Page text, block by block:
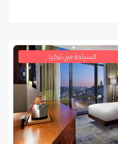
السياحة في تركيا